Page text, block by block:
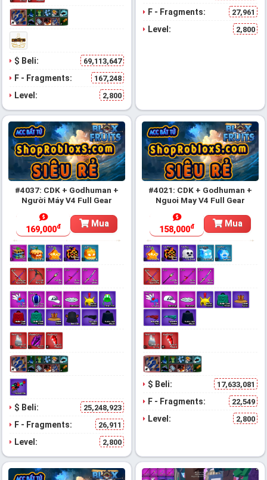
$ Beli: 69,113,647
F - Fragments: 167,248
Level: 2,800
F - Fragments: 27,961
Level: 2,800
#4037: CDK + Godhuman +
Người Máy V4 Full Gear
169,000đ Mua
$ Beli: 25,248,923
F - Fragments: 26,911
Level: 2,800
#4021: CDK + Godhuman +
Nguoi May V4 Full Gear
158,000đ Mua
$ Beli: 17,633,081
F - Fragments: 22,549
Level: 2,800